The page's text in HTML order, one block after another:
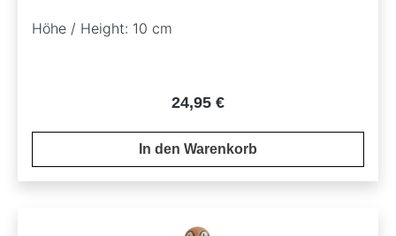
Höhe / Height: 10 cm
Regulärer Preis:
24,95 €
In den Warenkorb